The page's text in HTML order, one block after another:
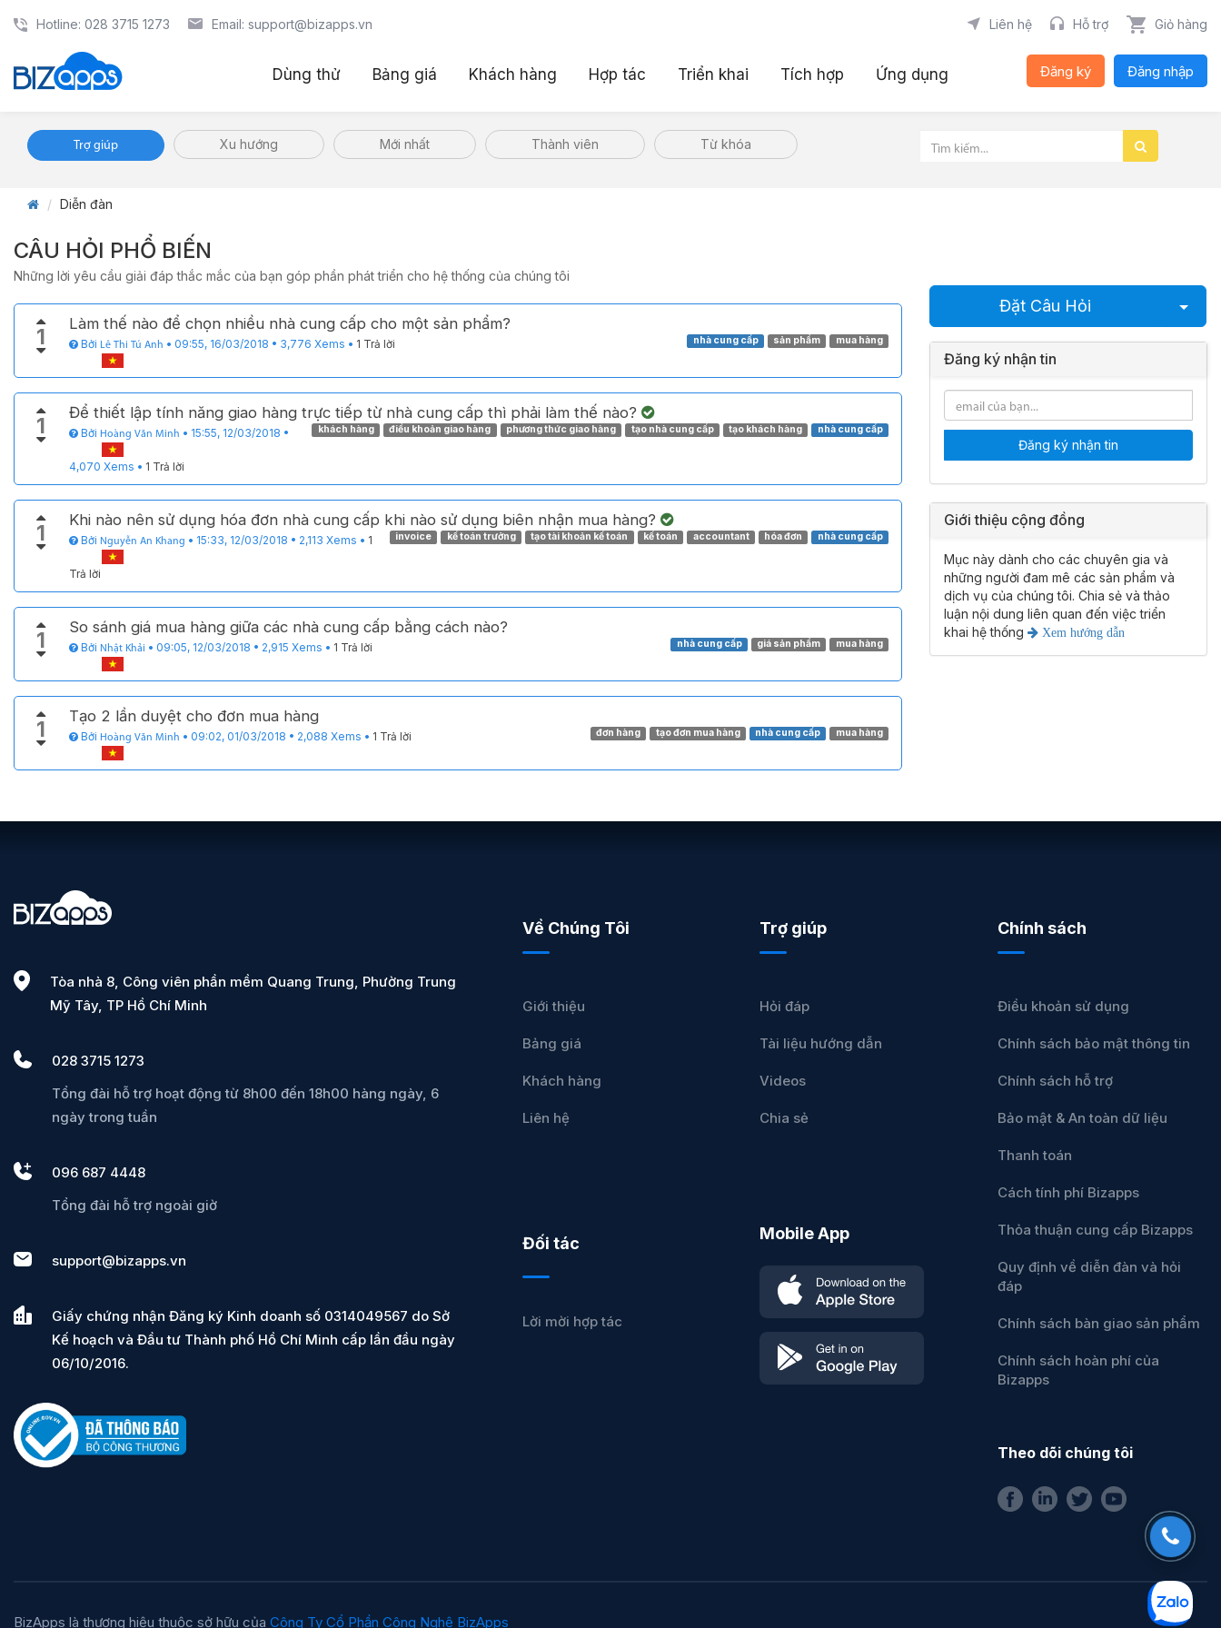
Hotline: 028 3715 1273 Email: support@bizapps.vn Liên hệ Hỗ trợ Giỏ hàng
Dùng thử Bảng giá Khách hàng Hợp tác Triển khai Tích hợp Ứng dụng Đăng ký Đăng nhập
Trợ giúp Xu hướng Mới nhất Thành viên Từ khóa
Diễn đàn
CÂU HỎI PHỔ BIẾN
Những lời yêu cầu giải đáp thắc mắc của bạn góp phần phát triển cho hệ thống của chúng tôi
1
Làm thế nào để chọn nhiều nhà cung cấp cho một sản phẩm?
mua hàng
sản phẩm
nhà cung cấp
Bởi Lê Thi Tú Anh • 09:55, 16/03/2018 • 3,776 Xems • 1 Trả lời
1
Để thiết lập tính năng giao hàng trực tiếp từ nhà cung cấp thì phải làm thế nào?
nhà cung cấp
tạo khách hàng
tạo nhà cung cấp
phương thức giao hàng
điều khoản giao hàng
khách hàng
Bởi Hoàng Văn Minh • 15:55, 12/03/2018 •
4,070 Xems • 1 Trả lời
1
Khi nào nên sử dụng hóa đơn nhà cung cấp khi nào sử dụng biên nhận mua hàng?
nhà cung cấp
hóa đơn
accountant
kế toán
tạo tài khoản kế toán
kế toán trưởng
invoice
Bởi Nguyễn An Khang • 15:33, 12/03/2018 • 2,113 Xems • 1
Trả lời
1
So sánh giá mua hàng giữa các nhà cung cấp bằng cách nào?
mua hàng
giá sản phẩm
nhà cung cấp
Bởi Nhật Khải • 09:05, 12/03/2018 • 2,915 Xems • 1 Trả lời
1
Tạo 2 lần duyệt cho đơn mua hàng
mua hàng
nhà cung cấp
tạo đơn mua hàng
đơn hàng
Bởi Hoàng Văn Minh • 09:02, 01/03/2018 • 2,088 Xems • 1 Trả lời
Đặt Câu Hỏi
Đăng ký nhận tin
Đăng ký nhận tin
Giới thiệu cộng đồng
Mục này dành cho các chuyên gia và
những người đam mê các sản phẩm và
dịch vụ của chúng tôi. Chia sẻ và thảo
luận nội dung liên quan đến việc triển
khai hệ thống
Xem hướng dẫn
Tòa nhà 8, Công viên phần mềm Quang Trung, Phường Trung
Mỹ Tây, TP Hồ Chí Minh
028 3715 1273
Tổng đài hỗ trợ hoạt động từ 8h00 đến 18h00 hàng ngày, 6
ngày trong tuần
096 687 4448
Tổng đài hỗ trợ ngoài giờ
support@bizapps.vn
Giấy chứng nhận Đăng ký Kinh doanh số 0314049567 do Sở
Kế hoạch và Đầu tư Thành phố Hồ Chí Minh cấp lần đầu ngày
06/10/2016.
Về Chúng Tôi
Giới thiệu
Bảng giá
Khách hàng
Liên hệ
Đối tác
Lời mời hợp tác
Trợ giúp
Hỏi đáp
Tài liệu hướng dẫn
Videos
Chia sẻ
Mobile App
Chính sách
Điều khoản sử dụng
Chính sách bảo mật thông tin
Chính sách hỗ trợ
Bảo mật & An toàn dữ liệu
Thanh toán
Cách tính phí Bizapps
Thỏa thuận cung cấp Bizapps
Quy định về diễn đàn và hỏi
đáp
Chính sách bàn giao sản phẩm
Chính sách hoàn phí của
Bizapps
Theo dõi chúng tôi
BizApps là thương hiệu thuộc sở hữu của Công Ty Cổ Phần Công Nghệ BizApps